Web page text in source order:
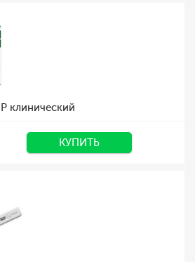
клинический
КУПИТЬ